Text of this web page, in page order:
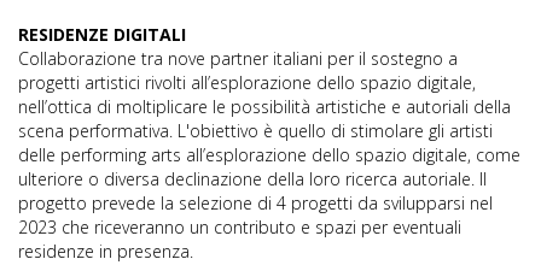
RESIDENZE DIGITALI
Collaborazione tra nove partner italiani per il sostegno a
progetti artistici rivolti all’esplorazione dello spazio digitale,
nell’ottica di moltiplicare le possibilità artistiche e autoriali della
scena performativa. L'obiettivo è quello di stimolare gli artisti
delle performing arts all’esplorazione dello spazio digitale, come
ulteriore o diversa declinazione della loro ricerca autoriale. Il
progetto prevede la selezione di 4 progetti da svilupparsi nel
2023 che riceveranno un contributo e spazi per eventuali
residenze in presenza.